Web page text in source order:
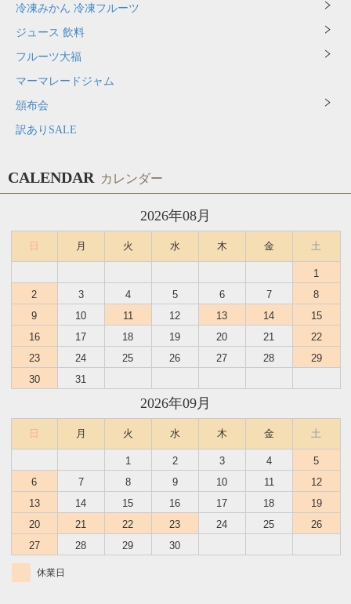
冷凍みかん 冷凍フルーツ
ジュース 飲料
フルーツ大福
マーマレードジャム
頒布会
訳ありSALE
CALENDAR カレンダー
2026年08月
日 月 火 水 木 金 土
1
2
3 4 5 6 7
8
9
10 11 12 13 14
15
16
17 18 19 20 21
22
23
24 25 26 27 28
29
30
31
2026年09月
日 月 火 水 木 金 土
1 2 3 4
5
6
7 8 9 10 11
12
13
14 15 16 17 18
19
20
21 22 23 24 25
26
27
28 29 30
休業日